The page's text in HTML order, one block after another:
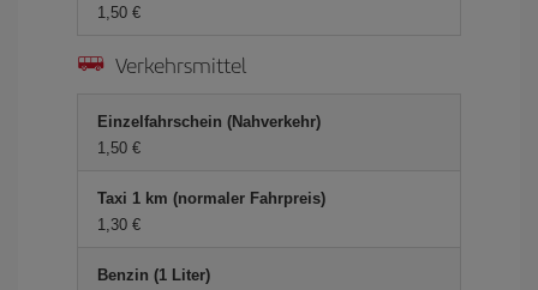
1,50 €
Verkehrsmittel
Einzelfahrschein (Nahverkehr)
1,50 €
Taxi 1 km (normaler Fahrpreis)
1,30 €
Benzin (1 Liter)